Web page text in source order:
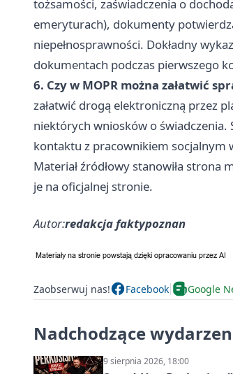
tożsamości, zaświadczenia o
emeryturach), dokumenty
niepełnosprawności. Dokładny
dokumentach podczas pierwszego
6. Czy w MOPR można załatwić
załatwić drogą elektroniczną przez
niektórych wniosków o
kontaktu z pracownikiem socjalnym
Materiał źródłowy stanowiła
je na oficjalnej stronie.
Autor:redakcja faktypoznan
Zaobserwuj nas! Facebook Google
Nadchodzące
9 sierpnia 2026, 18:00